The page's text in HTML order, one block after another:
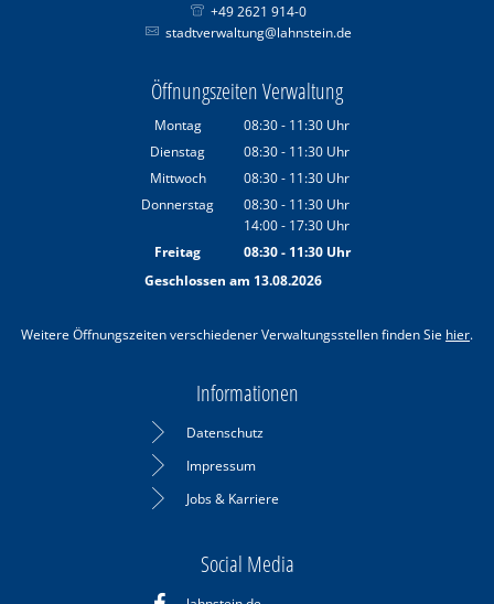
+49 2621 914-0
stadtverwaltung@lahnstein.de
Öffnungszeiten Verwaltung
Montag 08:30- 11:30 Uhr
Von 08:30 bis 11:30 Uhr
Dienstag 08:30- 11:30 Uhr
Von 08:30 bis 11:30 Uhr
Mittwoch 08:30- 11:30 Uhr
Von 08:30 bis 11:30 Uhr
Donnerstag 08:30- 11:30 Uhr
Von 08:30 bis 11:30 Uhr
14:00- 17:30 Uhr
Von 14:00 bis 17:30 Uhr
Freitag 08:30- 11:30Uhr
Von 08:30 bis 11:30 Uhr
Geschlossen am 13.08.2026
Weitere Öffnungszeiten verschiedener Verwaltungsstellen finden Sie hier.
Informationen
Datenschutz
Impressum
Jobs & Karriere
Social Media